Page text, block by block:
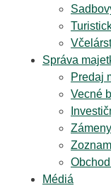
Správa
Predaj
Vecné
Zámeny
Médiá